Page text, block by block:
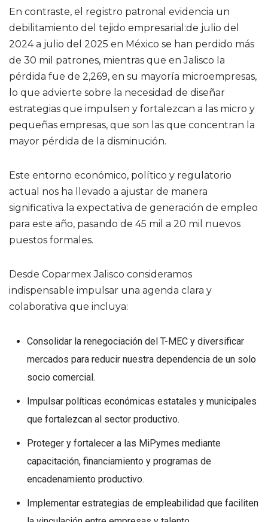
En contraste, el registro patronal evidencia un
debilitamiento del tejido empresarial:de julio del
2024 a julio del 2025 en México se han perdido más
de 30 mil patrones, mientras que en Jalisco la
pérdida fue de 2,269, en su mayoría microempresas,
lo que advierte sobre la necesidad de diseñar
estrategias que impulsen y fortalezcan a las micro y
pequeñas empresas, que son las que concentran la
mayor pérdida de la disminución.
Este entorno económico, político y regulatorio
actual nos ha llevado a ajustar de manera
significativa la expectativa de generación de empleo
para este año, pasando de 45 mil a 20 mil nuevos
puestos formales.
Desde Coparmex Jalisco consideramos
indispensable impulsar una agenda clara y
colaborativa que incluya:
Consolidar la renegociación del T-MEC y diversificar
mercados para reducir nuestra dependencia de un solo
socio comercial.
Impulsar políticas económicas estatales y municipales
que fortalezcan al sector productivo.
Proteger y fortalecer a las MiPymes mediante
capacitación, financiamiento y programas de
encadenamiento productivo.
Implementar estrategias de empleabilidad que faciliten